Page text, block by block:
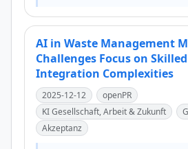
AI in Waste Management
Challenges Focus on
Integration Complexities
2025-12-12
openPR
KI Gesellschaft, Arbeit & Zukunft
Akzeptanz